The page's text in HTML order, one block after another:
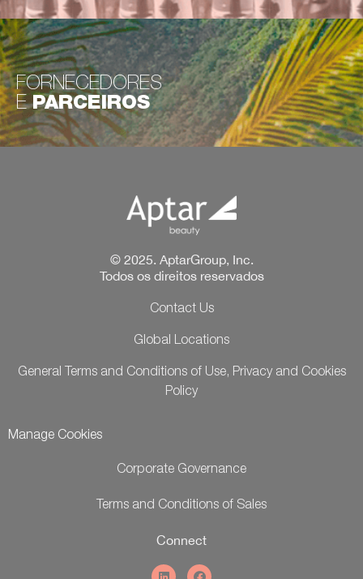
FORNECEDORES
EPARCEIROS
© 2025. AptarGroup, Inc.
Todos os direitos reservados
Contact Us
Global Locations
General Terms and Conditions of Use, Privacy and Cookies
Policy
Manage Cookies
Corporate Governance
Terms and Conditions of Sales
Connect